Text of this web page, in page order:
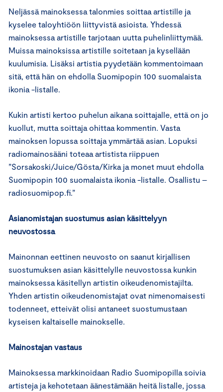
Neljässä mainoksessa talonmies soittaa artistille ja
kyselee taloyhtiöön liittyvistä asioista. Yhdessä
mainoksessa artistille tarjotaan uutta puhelinliittymää.
Muissa mainoksissa artistille soitetaan ja kysellään
kuulumisia. Lisäksi artistia pyydetään kommentoimaan
sitä, että hän on ehdolla Suomipopin 100 suomalaista
ikonia -listalle.
Kukin artisti kertoo puhelun aikana soittajalle, että on jo
kuollut, mutta soittaja ohittaa kommentin. Vasta
mainoksen lopussa soittaja ymmärtää asian. Lopuksi
radiomainosääni toteaa artistista riippuen
”Sorsakoski/Juice/Gösta/Kirka ja monet muut ehdolla
Suomipopin 100 suomalaista ikonia -listalle. Osallistu –
radiosuomipop.fi.”
Asianomistajan suostumus asian käsittelyyn
neuvostossa
Mainonnan eettinen neuvosto on saanut kirjallisen
suostumuksen asian käsittelylle neuvostossa kunkin
mainoksessa käsitellyn artistin oikeudenomistajilta.
Yhden artistin oikeudenomistajat ovat nimenomaisesti
todenneet, etteivät olisi antaneet suostumustaan
kyseisen kaltaiselle mainokselle.
Mainostajan vastaus
Mainoksessa markkinoidaan Radio Suomipopilla soivia
artisteja ja kehotetaan äänestämään heitä listalle, jossa